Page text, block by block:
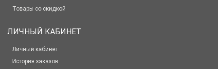
Товары со скидкой
ЛИЧНЫЙ КАБИНЕТ
Личный кабинет
История заказов